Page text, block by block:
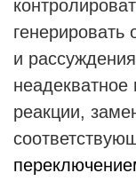
и
неадекватное
реакции,